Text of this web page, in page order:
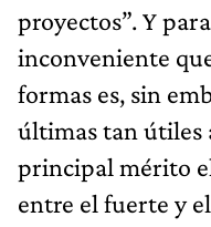
proyectos”. Y
inconveniente
formas es, sin
últimas tan útiles
principal mérito
entre el fuerte y